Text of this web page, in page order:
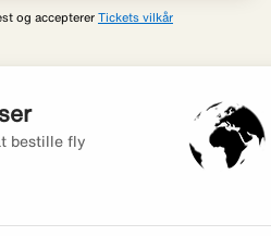
og accepterer Tickets vilkår
bestille fly